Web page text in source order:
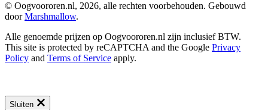
© Oogvoororen.nl, 2026, alle rechten voorbehouden. Gebouwd
doorMarshmallow.
Alle genoemde prijzen op Oogvoororen.nl zijn inclusief BTW.
This site is protected by reCAPTCHA and the Google Privacy
Policy and Terms of Service apply.
Sluiten